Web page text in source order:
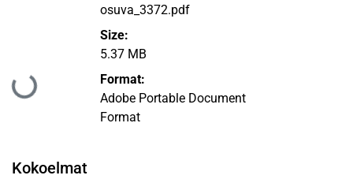
Ladataan...
osuva_3372.pdf
Size:
5.37 MB
Format:
Adobe Portable Document
Format
Kokoelmat